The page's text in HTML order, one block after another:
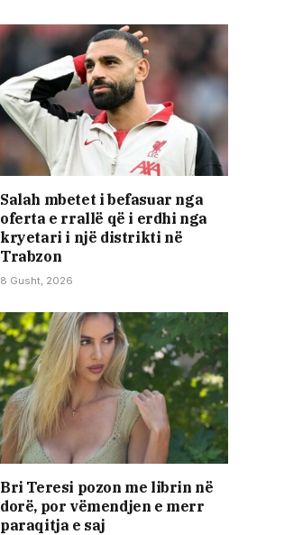
Salah mbetet i befasuar nga
oferta e rrallë që i erdhi nga
kryetari i një distrikti në
Trabzon
8 Gusht, 2026
Bri Teresi pozon me librin në
dorë, por vëmendjen e merr
paraqitja e saj